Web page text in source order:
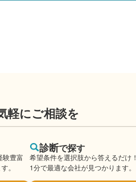
軽にご相談を
験豊富
。
診断で探す
希望条件を選択肢から答えるだけ！
1分で最適な会社が見つかります。